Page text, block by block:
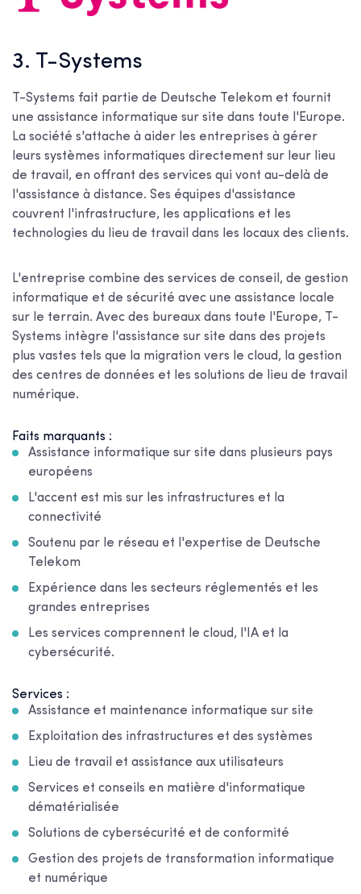
3. T-Systems
T-Systems fait partie de Deutsche Telekom et fournit
une assistance informatique sur site dans toute l'Europe.
La société s'attache à aider les entreprises à gérer
leurs systèmes informatiques directement sur leur lieu
de travail, en offrant des services qui vont au-delà de
l'assistance à distance. Ses équipes d'assistance
couvrent l'infrastructure, les applications et les
technologies du lieu de travail dans les locaux des clients.
L'entreprise combine des services de conseil, de gestion
informatique et de sécurité avec une assistance locale
sur le terrain. Avec des bureaux dans toute l'Europe, T-
Systems intègre l'assistance sur site dans des projets
plus vastes tels que la migration vers le cloud, la gestion
des centres de données et les solutions de lieu de travail
numérique.
Faits marquants :
Assistance informatique sur site dans plusieurs pays
européens
L'accent est mis sur les infrastructures et la
connectivité
Soutenu par le réseau et l'expertise de Deutsche
Telekom
Expérience dans les secteurs réglementés et les
grandes entreprises
Les services comprennent le cloud, l'IA et la
cybersécurité.
Services :
Assistance et maintenance informatique sur site
Exploitation des infrastructures et des systèmes
Lieu de travail et assistance aux utilisateurs
Services et conseils en matière d'informatique
dématérialisée
Solutions de cybersécurité et de conformité
Gestion des projets de transformation informatique
et numérique